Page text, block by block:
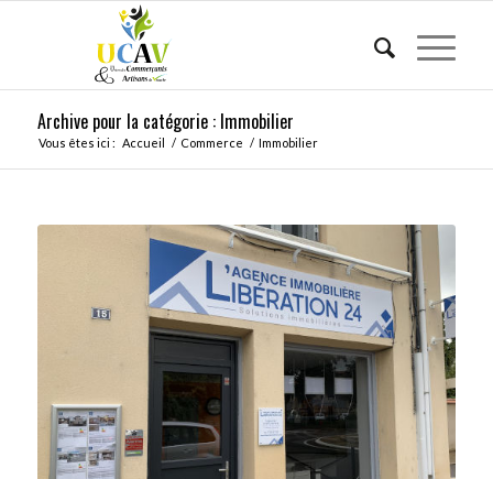
Archive pour la catégorie : Immobilier
Vous êtes ici : Accueil / Commerce / Immobilier